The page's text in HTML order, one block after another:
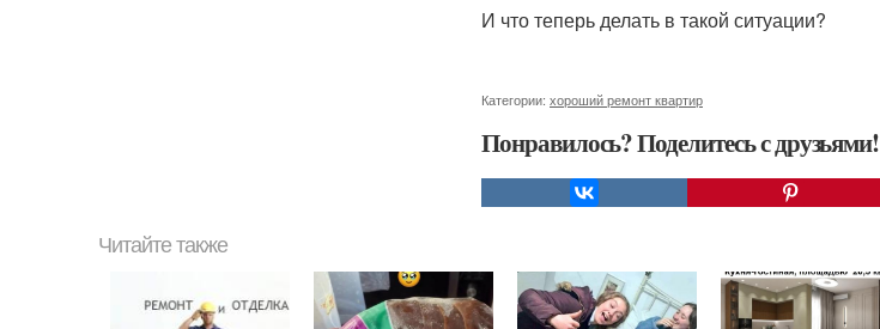
И что теперь делать в такой ситуации?
Категории: хороший ремонт квартир
Понравилось? Поделитесь с друзьями!
Читайте также